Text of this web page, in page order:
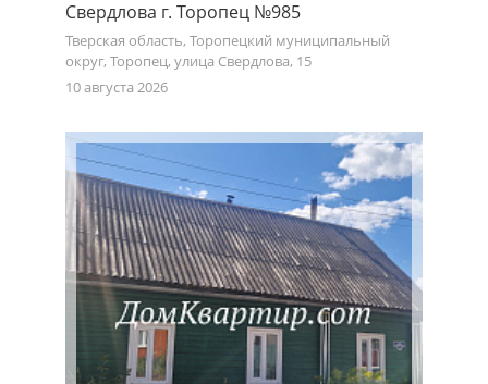
Свердлова г. Торопец №985
Тверская область, Торопецкий муниципальный
округ, Торопец, улица Свердлова, 15
10 августа 2026